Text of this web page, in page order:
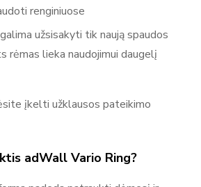
renginiuose
užsisakyti tik naują spaudos
rėmas lieka naudojimui daugelį
įkelti užklausos pateikimo
adWall Vario Ring?